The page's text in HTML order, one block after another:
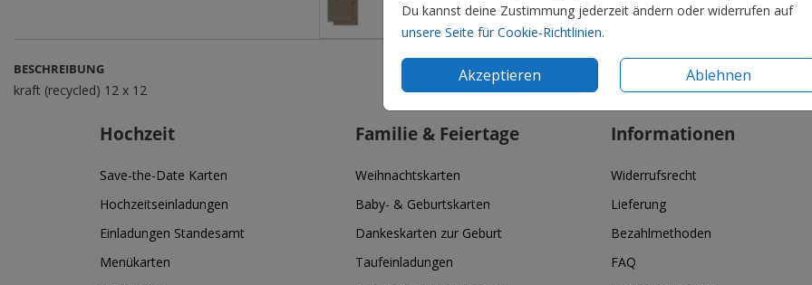
Du kannst deine Zustimmung jederzeit ändern oder widerrufen auf
unsere Seite für Cookie-Richtlinien.
Akzeptieren Ablehnen
BESCHREIBUNG
kraft (recycled) 12 x 12
Preis:
Hochzeit
Save-the-Date Karten
Hochzeitseinladungen
Einladungen Standesamt
Menükarten
Familie & Feiertage
Weihnachtskarten
Baby- & Geburtskarten
Dankeskarten zur Geburt
Taufeinladungen
Informationen
Widerrufsrecht
Lieferung
Bezahlmethoden
FAQ